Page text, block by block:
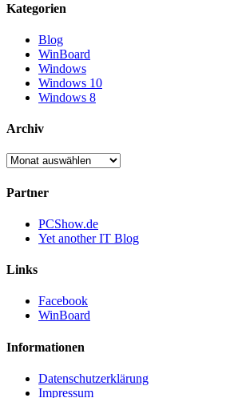
Kategorien
Blog
WinBoard
Windows
Windows 10
Windows 8
Archiv
Archiv
Partner
PCShow.de
Yet another IT Blog
Links
Facebook
WinBoard
Informationen
Datenschutzerklärung
Impressum